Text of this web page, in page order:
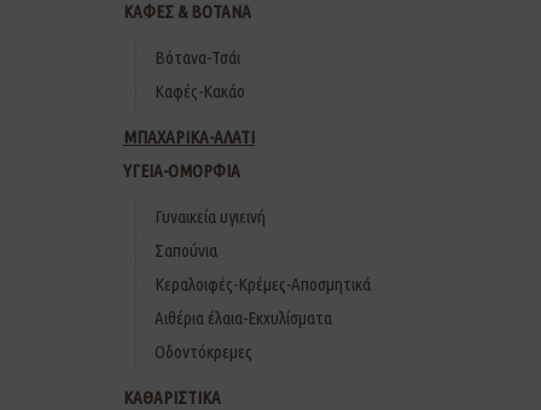
ΚΑΦΕΣ & ΒΟΤΑΝΑ
Βότανα-Τσάι
Καφές-Κακάο
ΜΠΑΧΑΡΙΚΑ-ΑΛΑΤΙ
ΥΓΕΙΑ-ΟΜΟΡΦΙΑ
Γυναικεία υγιεινή
Σαπούνια
Κεραλοιφές-Κρέμες-Αποσμητικά
Αιθέρια έλαια-Εκχυλίσματα
Οδοντόκρεμες
ΚΑΘΑΡΙΣΤΙΚΑ